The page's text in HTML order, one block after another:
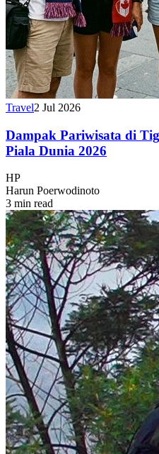
Travel2 Jul 2026
Dampak Pariwisata di
Piala Dunia 2026
HP
Harun Poerwodinoto
3 min read